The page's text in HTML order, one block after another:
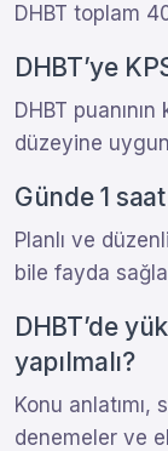
DHBT toplam
DHBT’ye
DHBT
düzeyine
Günde 1
Planlı ve
bile fayda
DHBT’de
yapılmalı?
Konu anlatımı,
denemeler ve